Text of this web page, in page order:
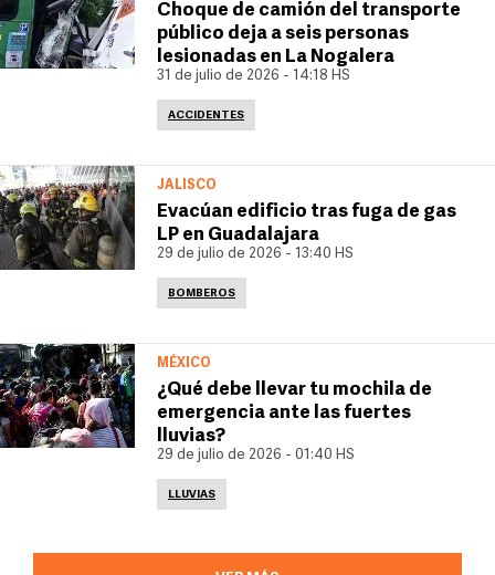
Choque de camión del transporte
público deja a seis personas
lesionadas en La Nogalera
31 de julio de 2026 - 14:18 HS
ACCIDENTES
JALISCO
Evacúan edificio tras fuga de gas
LP en Guadalajara
29 de julio de 2026 - 13:40 HS
BOMBEROS
MÉXICO
¿Qué debe llevar tu mochila de
emergencia ante las fuertes
lluvias?
29 de julio de 2026 - 01:40 HS
LLUVIAS